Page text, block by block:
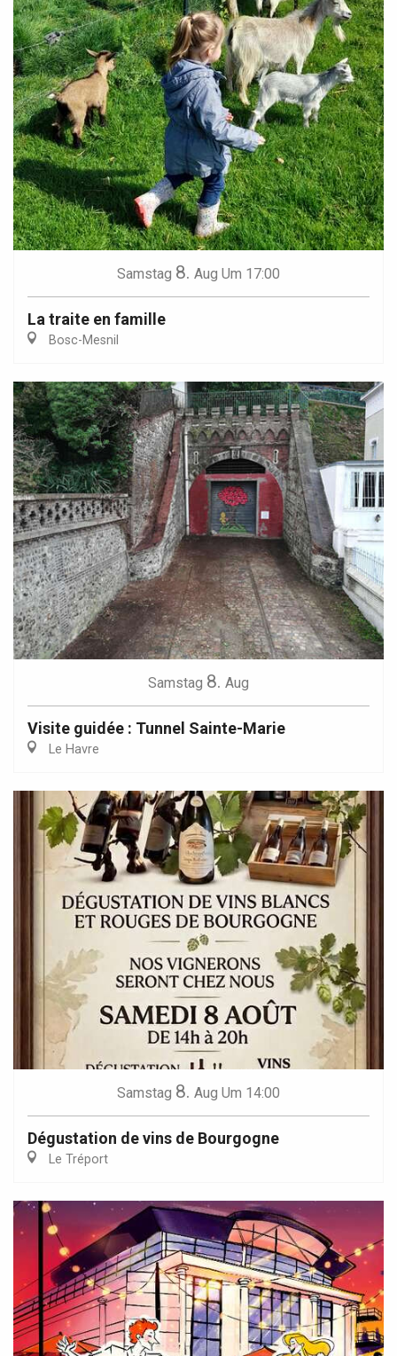
Samstag 8. Aug Um 17:00
La traite en famille
Bosc-Mesnil
Samstag 8. Aug
Visite guidée : Tunnel Sainte-Marie
Le Havre
Samstag 8. Aug Um 14:00
Dégustation de vins de Bourgogne
Le Tréport